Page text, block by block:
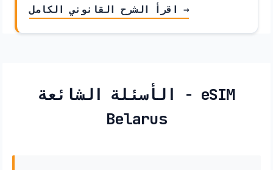
اقرأ الشرح القانوني الكامل →
الأسئلة الشائعة - eSIM
Belarus